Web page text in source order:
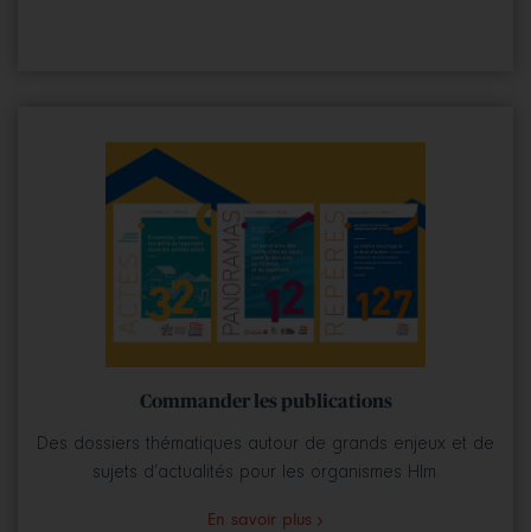
Commander les publications
Des dossiers thématiques autour de grands enjeux et de
sujets d’actualités pour les organismes Hlm.
En savoir plus